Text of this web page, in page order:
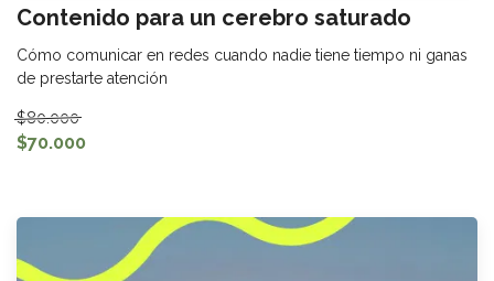
Contenido para un cerebro saturado
Cómo comunicar en redes cuando nadie tiene tiempo ni ganas
de prestarte atención
$80.000
$70.000